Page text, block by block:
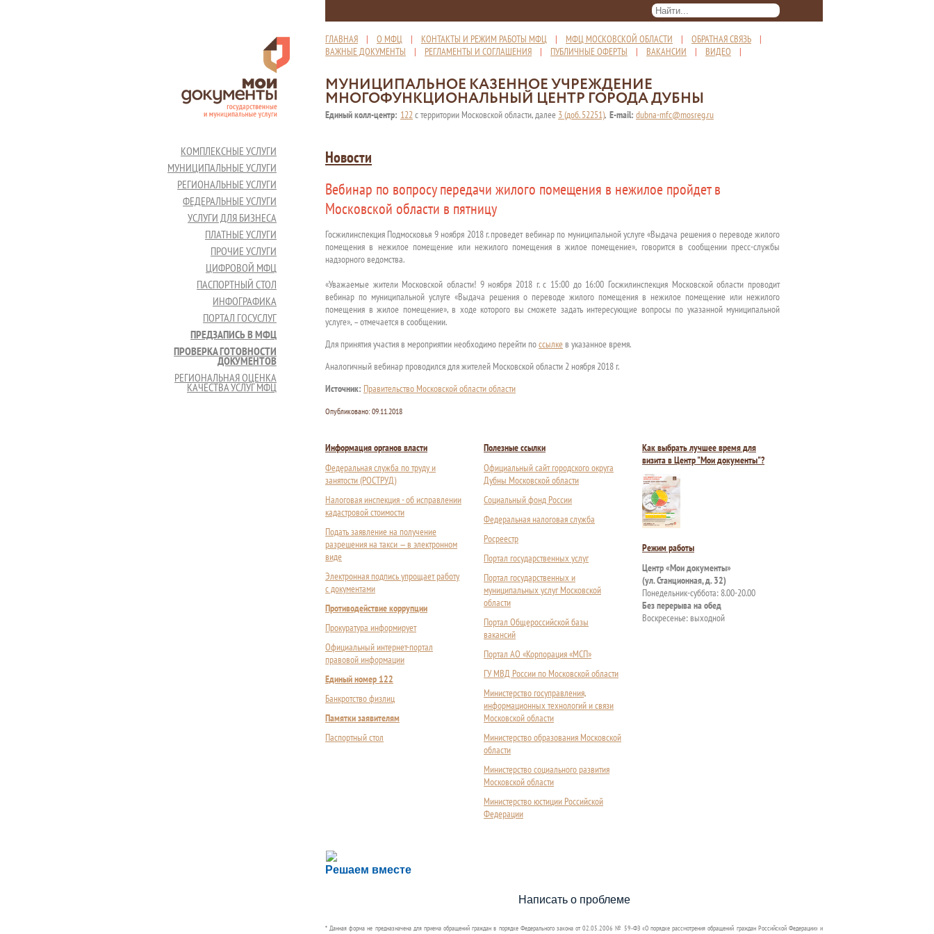
ГЛАВНАЯ | О МФЦ | КОНТАКТЫ И РЕЖИМ РАБОТЫ МФЦ | МФЦ МОСКОВСКОЙ ОБЛАСТИ | ОБРАТНАЯ СВЯЗЬ |
ВАЖНЫЕ ДОКУМЕНТЫ | РЕГЛАМЕНТЫ И СОГЛАШЕНИЯ | ПУБЛИЧНЫЕ ОФЕРТЫ | ВАКАНСИИ | ВИДЕО |
МУНИЦИПАЛЬНОЕ КАЗЕННОЕ УЧРЕЖДЕНИЕ
МНОГОФУНКЦИОНАЛЬНЫЙ ЦЕНТР ГОРОДА ДУБНЫ
Единый колл-центр: 122с территории Московской области, далее 3 (доб. 52251), E-mail: dubna-mfc@mosreg.ru
КОМПЛЕКСНЫЕ УСЛУГИ
МУНИЦИПАЛЬНЫЕ УСЛУГИ
РЕГИОНАЛЬНЫЕ УСЛУГИ
ФЕДЕРАЛЬНЫЕ УСЛУГИ
УСЛУГИ ДЛЯ БИЗНЕСА
ПЛАТНЫЕ УСЛУГИ
ПРОЧИЕ УСЛУГИ
ЦИФРОВОЙ МФЦ
ПАСПОРТНЫЙ СТОЛ
ИНФОГРАФИКА
ПОРТАЛ ГОСУСЛУГ
ПРЕДЗАПИСЬ В МФЦ
ПРОВЕРКА ГОТОВНОСТИ
ДОКУМЕНТОВ
РЕГИОНАЛЬНАЯ ОЦЕНКА
КАЧЕСТВА УСЛУГ МФЦ
Новости
Вебинар по вопросу передачи жилого помещения в нежилое пройдет в
Московской области в пятницу
Госжилинспекция Подмосковья 9 ноября 2018 г. проведет вебинар по муниципальной услуге «Выдача решения о переводе жилого
помещения в нежилое помещение или нежилого помещения в жилое помещение», говорится в сообщении пресс-службы
надзорного ведомства.
«Уважаемые жители Московской области! 9 ноября 2018 г. с 15:00 до 16:00 Госжилинспекция Московской области проводит
вебинар по муниципальной услуге «Выдача решения о переводе жилого помещения в нежилое помещение или нежилого
помещения в жилое помещение», в ходе которого вы сможете задать интересующие вопросы по указанной муниципальной
услуге», – отмечается в сообщении.
Для принятия участия в мероприятии необходимо перейти поссылке в указанное время.
Аналогичный вебинар проводился для жителей Московской области 2 ноября 2018 г.
Источник: Правительство Московской области области
Опубликовано: 09.11.2018
Информация органов власти
Федеральная служба по труду и
занятости (РОСТРУД)
Налоговая инспекция - об исправлении
кадастровой стоимости
Подать заявление на получение
разрешения на такси — в электронном
виде
Электронная подпись упрощает работу
с документами
Противодействие коррупции
Прокуратура информирует
Официальный интернет-портал
правовой информации
Единый номер 122
Банкротство физлиц
Памятки заявителям
Паспортный стол
Полезные ссылки
Официальный сайт городского округа
Дубны Московской области
Социальный фонд России
Федеральная налоговая служба
Росреестр
Портал государственных услуг
Портал государственных и
муниципальных услуг Московской
области
Портал Общероссийской базы
вакансий
Портал АО «Корпорация «МСП»
ГУ МВД России по Московской области
Министерство госуправления,
информационных технологий и связи
Московской области
Министерство образования Московской
области
Министерство социального развития
Московской области
Министерство юстиции Российской
Федерации
Как выбрать лучшее время для
визита в Центр "Мои документы"?
Режим работы
Центр «Мои документы»
(ул. Станционная, д. 32)
Понедельник-суббота: 8.00-20.00
Без перерыва на обед
Воскресенье: выходной
Решаем вместе
Сложности с получением социальной выплаты или пособия?
Сообщите об этом
Написать о проблеме
* Данная форма не предназначена для приема обращений граждан в порядке Федерального закона от 02.05.2006 № 59-ФЗ «О порядке рассмотрения обращений граждан Российской Федерации» и